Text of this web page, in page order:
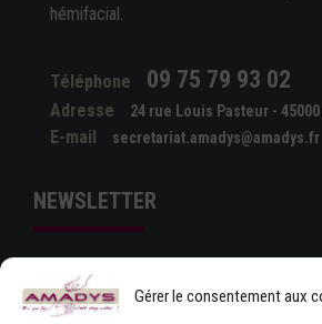
Gérer le consentement aux
hémifacial.
Téléphone 09 75 79 93 02
Adresse 24 rue Louis Pasteur -
E-mail secretariat.amadys@amadys.fr
NEWSLETTER